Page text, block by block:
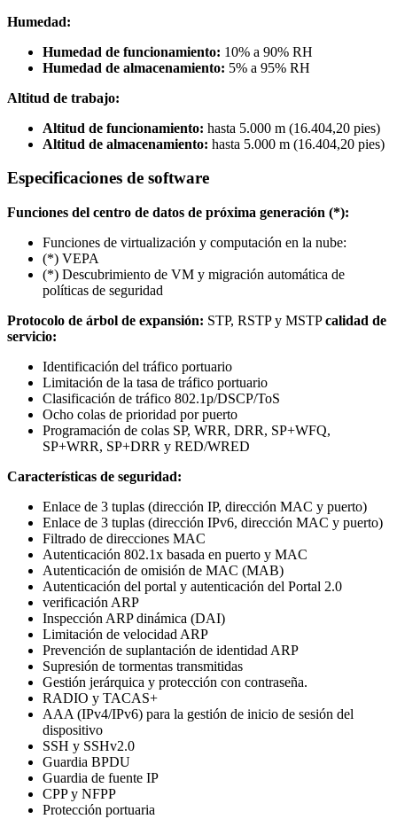
Humedad:
Humedad de funcionamiento: 10% a 90% RH
Humedad de almacenamiento: 5% a 95% RH
Altitud de trabajo:
Altitud de funcionamiento: hasta 5.000 m (16.404,20 pies)
Altitud de almacenamiento: hasta 5.000 m (16.404,20 pies)
Especificaciones de software
Funciones del centro de datos de próxima generación (*):
Funciones de virtualización y computación en la nube:
(*) VEPA
(*) Descubrimiento de VM y migración automática de
políticas de seguridad
Protocolo de árbol de expansión: STP, RSTP y MSTPcalidad de
servicio:
Identificación del tráfico portuario
Limitación de la tasa de tráfico portuario
Clasificación de tráfico 802.1p/DSCP/ToS
Ocho colas de prioridad por puerto
Programación de colas SP, WRR, DRR, SP+WFQ,
SP+WRR, SP+DRR y RED/WRED
Características de seguridad:
Enlace de 3 tuplas (dirección IP, dirección MAC y puerto)
Enlace de 3 tuplas (dirección IPv6, dirección MAC y puerto)
Filtrado de direcciones MAC
Autenticación 802.1x basada en puerto y MAC
Autenticación de omisión de MAC (MAB)
Autenticación del portal y autenticación del Portal 2.0
verificación ARP
Inspección ARP dinámica (DAI)
Limitación de velocidad ARP
Prevención de suplantación de identidad ARP
Supresión de tormentas transmitidas
Gestión jerárquica y protección con contraseña.
RADIO y TACAS+
AAA (IPv4/IPv6) para la gestión de inicio de sesión del
dispositivo
SSH y SSHv2.0
Guardia BPDU
Guardia de fuente IP
CPP y NFPP
Protección portuaria